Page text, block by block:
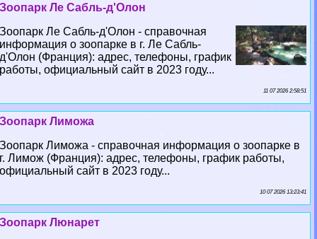
Зоопарк Ле Сабль-д'Олон
Зоопарк Ле Сабль-д'Олон - справочная
информация о зоопарке в г. Ле Сабль-
д'Олон (Франция): адрес, телефоны, график
работы, официальный сайт в 2023 году...
11 07 2026 2:58:51
Зоопарк Лиможа
Зоопарк Лиможа - справочная информация о зоопарке в
г. Лимож (Франция): адрес, телефоны, график работы,
официальный сайт в 2023 году...
10 07 2026 13:23:41
Зоопарк Люнарет